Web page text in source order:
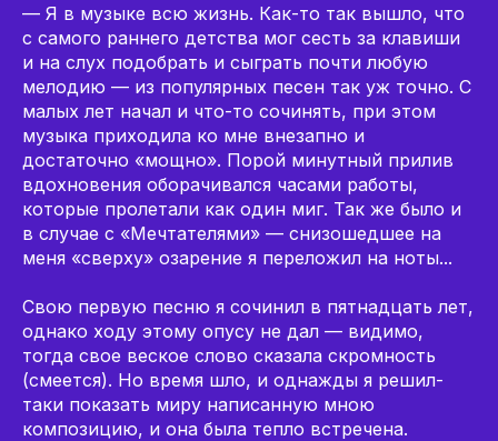
— Я в музыке всю жизнь. Как-то так вышло, что
с самого раннего детства мог сесть за клавиши
и на слух подобрать и сыграть почти любую
мелодию — из популярных песен так уж точно. С
малых лет начал и что-то сочинять, при этом
музыка приходила ко мне внезапно и
достаточно «мощно». Порой минутный прилив
вдохновения оборачивался часами работы,
которые пролетали как один миг. Так же было и
в случае с «Мечтателями» — снизошедшее на
меня «сверху» озарение я переложил на ноты...
Свою первую песню я сочинил в пятнадцать лет,
однако ходу этому опусу не дал — видимо,
тогда свое веское слово сказала скромность
(смеется). Но время шло, и однажды я решил-
таки показать миру написанную мною
композицию, и она была тепло встречена.